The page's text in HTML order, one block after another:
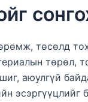
төсөлд
төрөл,
аюулгүй
эсэргүүцлийг